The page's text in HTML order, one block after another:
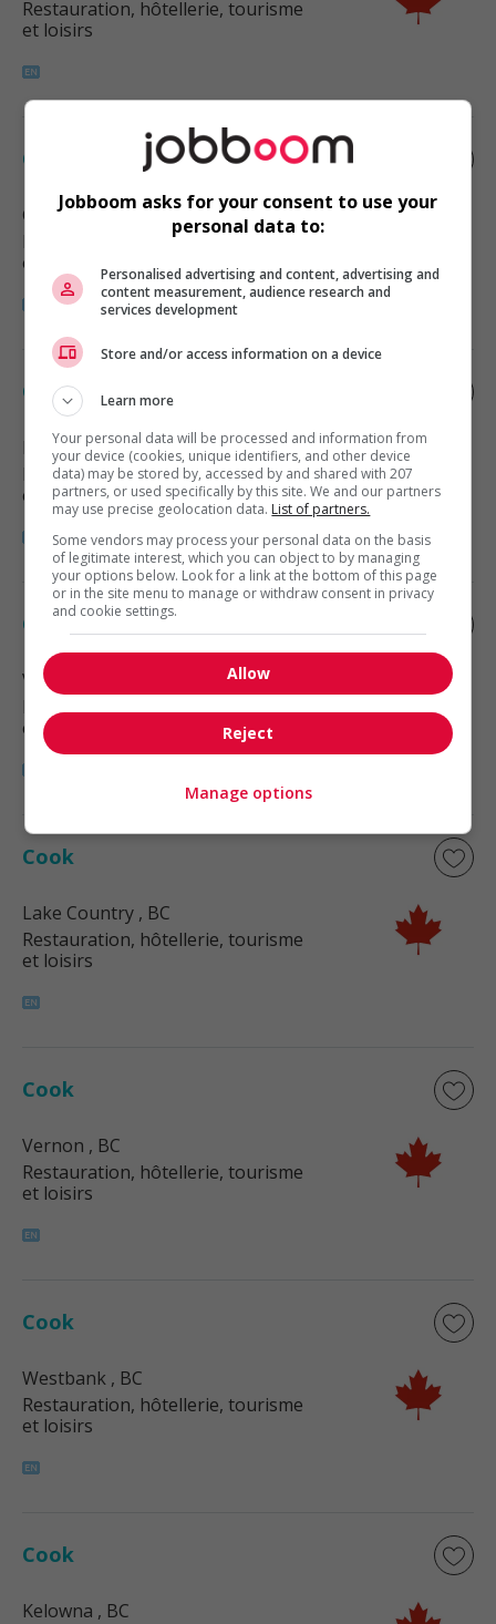
Restauration, hôtellerie, tourisme
et loisirs
Cook
Golden, BC
Restauration, hôtellerie, tourisme
et loisirs
Cook
Kelowna, BC
Restauration, hôtellerie, tourisme
et loisirs
Cook
Vernon
Restauration, hôtellerie, tourisme
et loisirs
Cook
Lake Country , BC
Restauration, hôtellerie, tourisme
et loisirs
Cook
Vernon , BC
Restauration, hôtellerie, tourisme
et loisirs
Cook
Westbank , BC
Restauration, hôtellerie, tourisme
et loisirs
Cook
Kelowna , BC
Jobboom asks for your consent to use your
personal data to:
Personalised advertising and content, advertising and
content measurement, audience research and
services development
Store and/or access information on a device
Learn more
Your personal data will be processed and information from
your device (cookies, unique identifiers, and other device
data) may be stored by, accessed by and shared with 207
partners, or used specifically by this site. We and our partners
may use precise geolocation data. List of partners.
Some vendors may process your personal data on the basis
of legitimate interest, which you can object to by managing
your options below. Look for a link at the bottom of this page
or in the site menu to manage or withdraw consent in privacy
and cookie settings.
Allow
Reject
Manage options